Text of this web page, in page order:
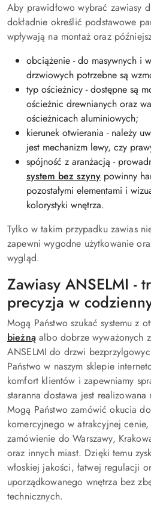
Aby prawidłowo wybrać zawiasy
dokładnie określić podstawowe
wpływają na montaż oraz
obciążenie - do masywnych i
drzwiowych potrzebne są
typ ościeżnicy - dostępne są
ościeżnic drewnianych oraz
ościeżnicach aluminiowych;
kierunek otwierania - należy
jest mechanizm lewy, czy
spójność z aranżacją -
system bez szyny powinny
pozostałymi elementami i
kolorystyki wnętrza.
Tylko w takim przypadku zawias
zapewni wygodne użytkowanie
wygląd.
Zawiasy ANSELMI -
precyzja w
Mogą Państwo szukać systemu z
bieżnąalbo dobrze wyważonych
ANSELMI do drzwi
Państwo w naszym sklepie
komfort klientów i zapewniamy
staranna dostawa jest realizowana
Mogą Państwo zamówić okucia
komercyjnego w atrakcyjnej
zamówienie do Warszawy,
oraz innych miast. Dzięki temu
włoskiej jakości, łatwej regulacji
uporządkowanego wnętrza bez
technicznych.